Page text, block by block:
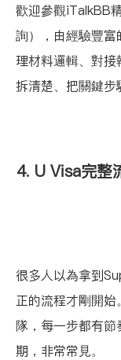
歡迎參觀iTalkBB
詢）
，由經驗豐
理材料邏輯、對
拆清楚、把關鍵步
4. U Visa完整
很多人以為拿到
正的流程才剛開
隊，每一步都有節
期，非常常見。